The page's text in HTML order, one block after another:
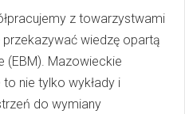
z towarzystwami
wiedzę opartą
(EBM). Mazowieckie
nie tylko wykłady i
do wymiany